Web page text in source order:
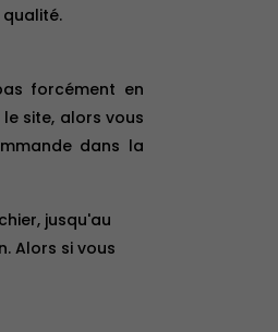
forcément en
site, alors vous
dans la
jusqu'au
Alors si vous